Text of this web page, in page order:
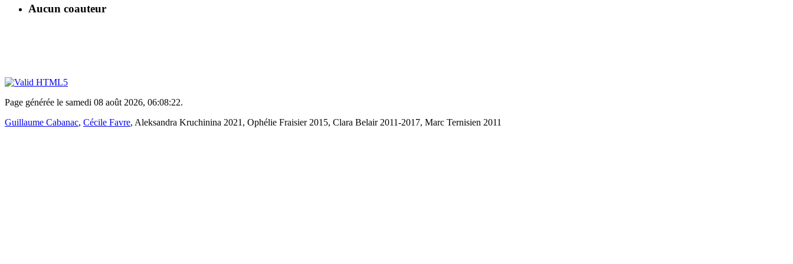
Aucun coauteur
Page générée le samedi 08 août 2026, 06:08:22.
Guillaume Cabanac, Cécile Favre, Aleksandra Kruchinina 2021, Ophélie Fraisier 2015, Clara Belair 2011-2017, Marc Ternisien 2011